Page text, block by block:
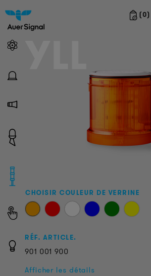
(0)
CHOISIR COULEUR DE VERRINE
RÉF. ARTICLE.
901 001 900
Afficher les détails